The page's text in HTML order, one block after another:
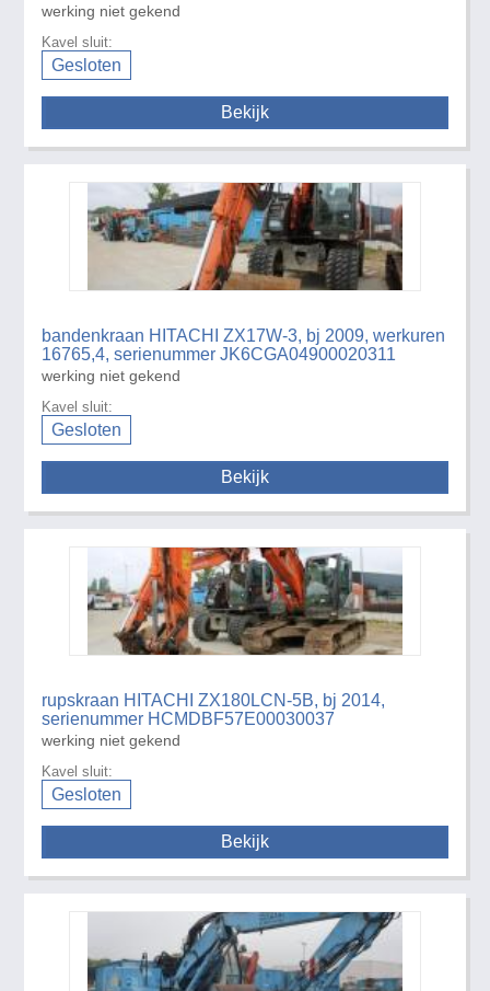
werking niet gekend
Kavel sluit:
Gesloten
Bekijk
bandenkraan HITACHI ZX17W-3, bj 2009, werkuren
16765,4, serienummer JK6CGA04900020311
werking niet gekend
Kavel sluit:
Gesloten
Bekijk
rupskraan HITACHI ZX180LCN-5B, bj 2014,
serienummer HCMDBF57E00030037
werking niet gekend
Kavel sluit:
Gesloten
Bekijk